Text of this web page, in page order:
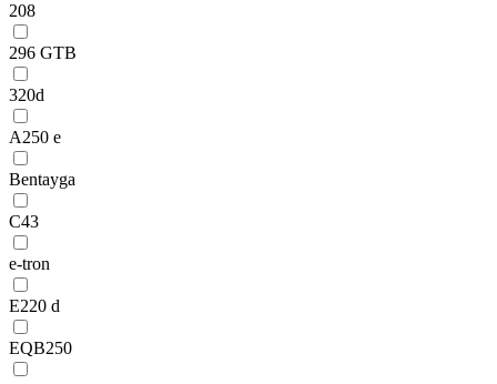
208
296 GTB
320d
A250 e
Bentayga
C43
e-tron
E220 d
EQB250